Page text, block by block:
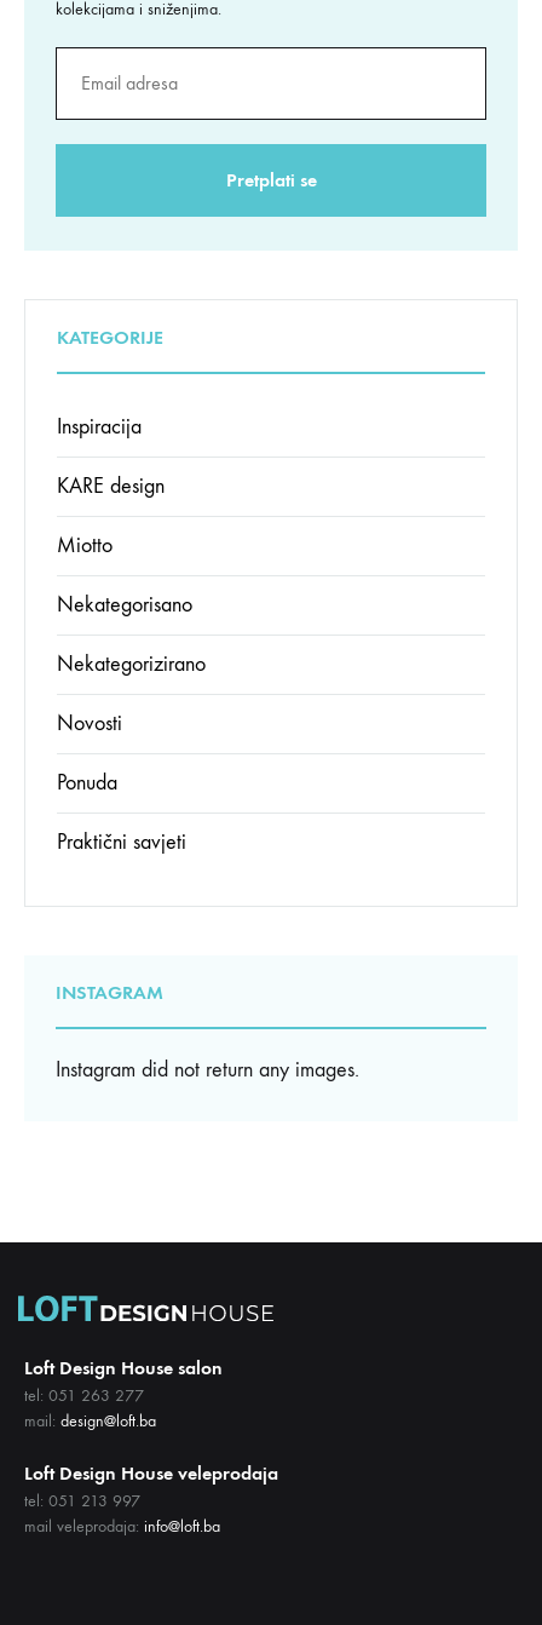
kolekcijama i sniženjima.
KATEGORIJE
Inspiracija
KARE design
Miotto
Nekategorisano
Nekategorizirano
Novosti
Ponuda
Praktični savjeti
INSTAGRAM
Instagram did not return any images.
Loft Design House salon
tel: 051 263 277
mail: design@loft.ba
Loft Design House veleprodaja
tel: 051 213 997
mail veleprodaja: info@loft.ba